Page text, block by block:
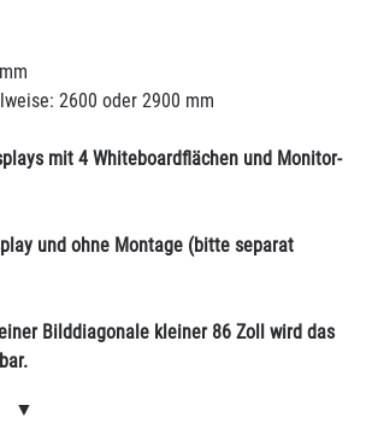
2600 oder 2900 mm
mit 4 Whiteboardflächen und Monitor-
und ohne Montage (bitte separat
Bilddiagonale kleiner 86 Zoll wird das
▼